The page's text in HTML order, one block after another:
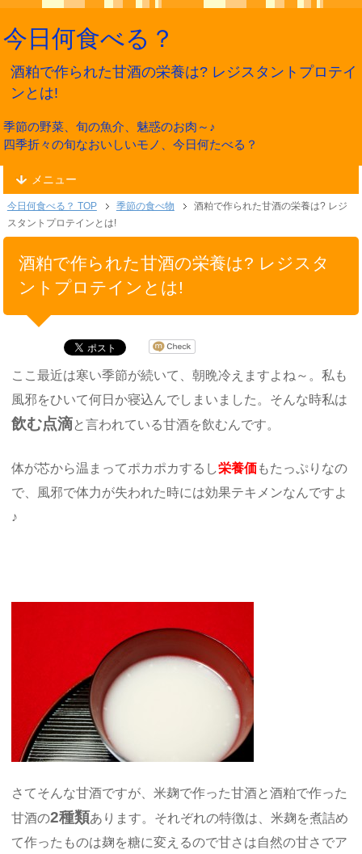
今日何食べる？
酒粕で作られた甘酒の栄養は? レジスタントプロテイ
ンとは!
季節の野菜、旬の魚介、魅惑のお肉～♪
四季折々の旬なおいしいモノ、今日何たべる？
メニュー
今日何食べる？ TOP 季節の食べ物
酒粕で作られた甘酒の栄養は? レジ
スタントプロテインとは!
酒粕で作られた甘酒の栄養は? レジスタ
ントプロテインとは!
ここ最近は寒い季節が続いて、朝晩冷えますよね～。私も
風邪をひいて何日か寝込んでしまいました。そんな時私は
飲む点滴と言われている甘酒を飲むんです。
体が芯から温まってポカポカするし栄養価もたっぷりなの
で、風邪で体力が失われた時には効果テキメンなんですよ
♪
さてそんな甘酒ですが、米麹で作った甘酒と酒粕で作った
甘酒の2種類あります。それぞれの特徴は、米麹を煮詰め
て作ったものは麹を糖に変えるので甘さは自然の甘さでア